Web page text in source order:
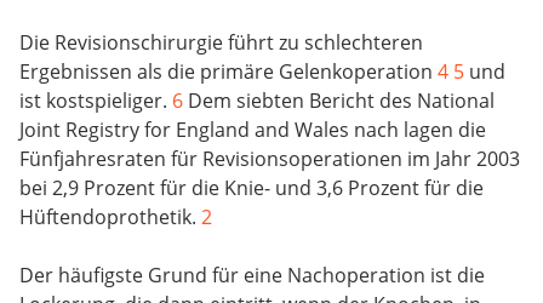
Die Revisionschirurgie führt zu schlechteren
Ergebnissen als die primäre Gelenkoperation 4 5 und
ist kostspieliger. 6 Dem siebten Bericht des National
Joint Registry for England and Wales nach lagen die
Fünfjahresraten für Revisionsoperationen im Jahr 2003
bei 2,9 Prozent für die Knie- und 3,6 Prozent für die
Hüftendoprothetik. 2
Der häufigste Grund für eine Nachoperation ist die